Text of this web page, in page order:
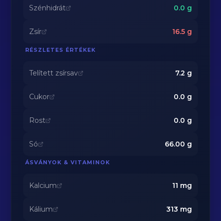
Szénhidrát 0.0 g
Zsír 16.5g
RÉSZLETES ÉRTÉKEK
Telített zsírsav 7.2 g
Cukor 0.0 g
Rost 0.0 g
Só 66.00 g
ÁSVÁNYOK & VITAMINOK
Kalcium 11 mg
Kálium 313 mg